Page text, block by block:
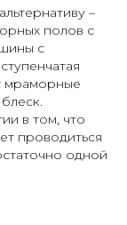
–
полов с
с
мраморные
в том, что
проводиться
одной